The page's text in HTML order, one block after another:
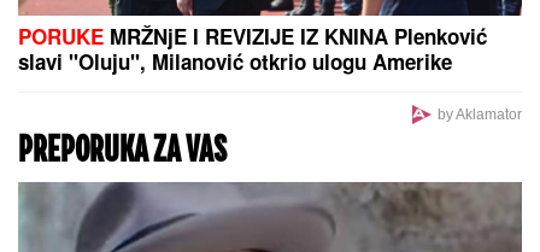
"To je trajalo tri godine, plašila sam
se da se ne vratim na staro!"
Anastasija Ražnatović nije krila
detalje borbe kroz koju je prošla